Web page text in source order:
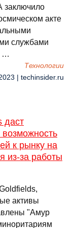
акте
службами
…
Технологии
| techinsider.ru
даст
к рынку на
из-за работы
активы
"Амур